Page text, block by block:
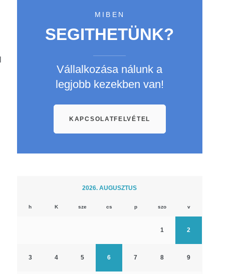
MIBEN
SEGITHETÜNK?
Vállalkozása nálunk a
legjobb kezekben van!
KAPCSOLATFELVÉTEL
2026. AUGUSZTUS
h K sze cs p szo v
1 2
3 4 5 6 7 8 9